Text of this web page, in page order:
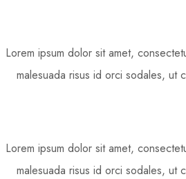
Lorem ipsum dolor sit amet,
malesuada risus id orci sodales, ut
Lorem ipsum dolor sit amet,
malesuada risus id orci sodales, ut